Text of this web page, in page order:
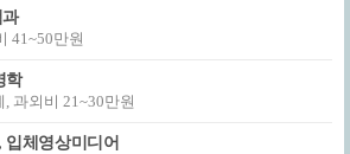
41~50만원
학
과외비 21~30만원
체영상미디어